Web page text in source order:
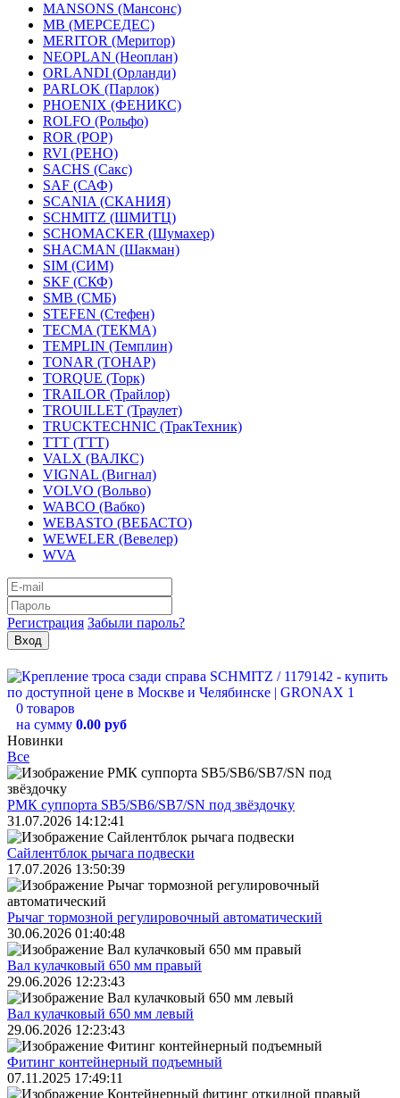
MANSONS (Мансонс)
MB (МЕРСЕДЕС)
MERITOR (Меритор)
NEOPLAN (Неоплан)
ORLANDI (Орланди)
PARLOK (Парлок)
PHOENIX (ФЕНИКС)
ROLFO (Рольфо)
ROR (РОР)
RVI (РЕНО)
SACHS (Сакс)
SAF (САФ)
SCANIA (СКАНИЯ)
SCHMITZ (ШМИТЦ)
SCHOMACKER (Шумахер)
SHACMAN (Шакман)
SIM (СИМ)
SKF (СКФ)
SMB (СМБ)
STEFEN (Стефен)
TECMA (ТЕКМА)
TEMPLIN (Темплин)
TONAR (ТОНАР)
TORQUE (Торк)
TRAILOR (Трайлор)
TROUILLET (Траулет)
TRUCKTECHNIC (ТракТехник)
TTT (ТТТ)
VALX (ВАЛКС)
VIGNAL (Вигнал)
VOLVO (Вольво)
WABCO (Вабко)
WEBASTO (ВЕБАСТО)
WEWELER (Вевелер)
WVA
Регистрация Забыли пароль?
0 товаров
на сумму 0.00 руб
Новинки
Все
РМК суппорта SB5/SB6/SB7/SN под звёздочку
31.07.2026 14:12:41
Сайлентблок рычага подвески
17.07.2026 13:50:39
Рычаг тормозной регулировочный автоматический
30.06.2026 01:40:48
Вал кулачковый 650 мм правый
29.06.2026 12:23:43
Вал кулачковый 650 мм левый
29.06.2026 12:23:43
Фитинг контейнерный подъемный
07.11.2025 17:49:11